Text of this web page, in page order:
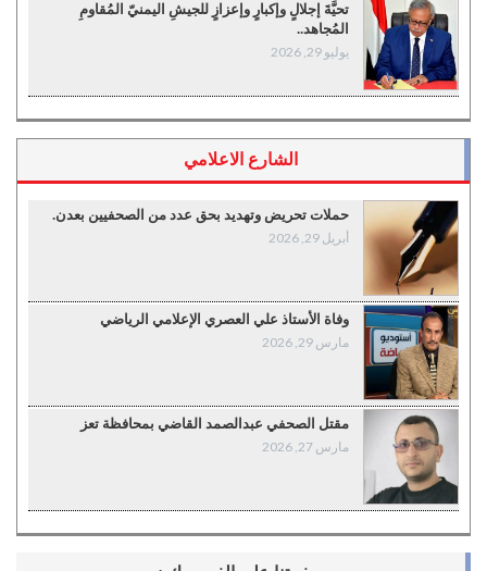
تحيَّةَ إجلالٍ وإكبارٍ وإعزازٍ للجيشِ اليمنيّ المُقاومِ
المُجاهد..
يوليو 29, 2026
الشارع الاعلامي
حملات تحريض وتهديد بحق عدد من الصحفيين بعدن.
أبريل 29, 2026
وفاة الأستاذ علي العصري الإعلامي الرياضي
مارس 29, 2026
مقتل الصحفي عبدالصمد القاضي بمحافظة تعز
مارس 27, 2026